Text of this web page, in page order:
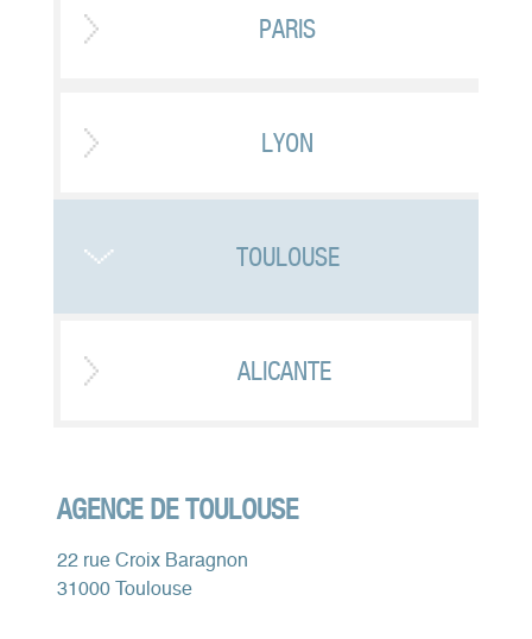
PARIS
LYON
TOULOUSE
ALICANTE
AGENCE DE TOULOUSE
22 rue Croix Baragnon
31000 Toulouse